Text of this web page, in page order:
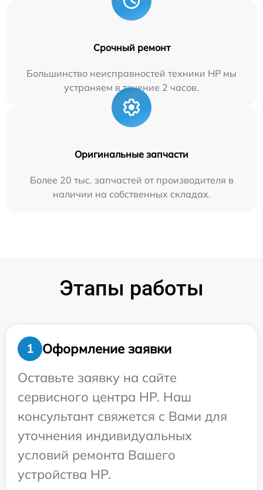
Срочный ремонт
Большинство неисправностей техники HP мы
устраняем в течение 2 часов.
Оригинальные запчасти
Более 20 тыс. запчастей от производителя в
наличии на собственных складах.
Этапы работы
1
Оформление заявки
Оставьте заявку на сайте
сервисного центра HP. Наш
консультант свяжется с Вами для
уточнения индивидуальных
условий ремонта Вашего
устройства HP.